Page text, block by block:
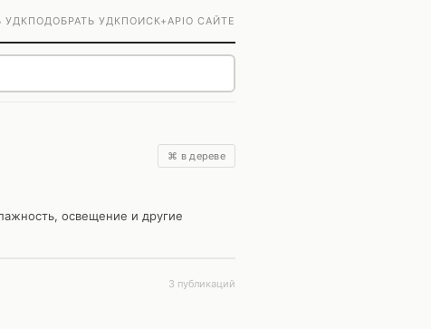
УДКПОДОБРАТЬ УДКПОИСК+APIО САЙТЕ
⌘ в дереве
освещение и другие
3 публикаций